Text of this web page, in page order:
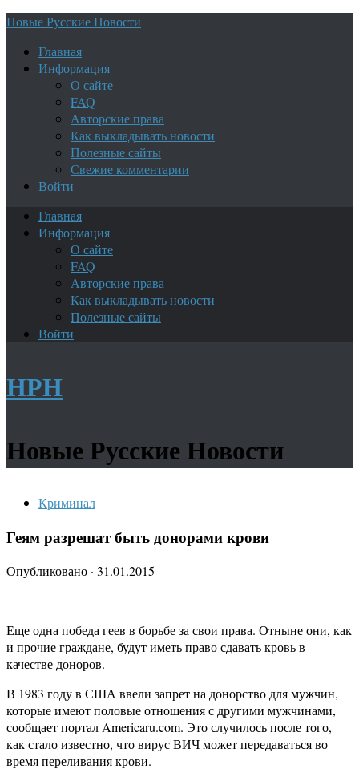
Новые Русские Новости
Главная
Информация
О сайте
FAQ
Авторские права
Как выкладывать новости
Полезные сайты
Свежие комментарии
Войти
Главная
Информация
О сайте
FAQ
Авторские права
Как выкладывать новости
Полезные сайты
Войти
НРН
Новые Русские Новости
Криминал
Геям разрешат быть донорами крови
Опубликовано · 31.01.2015
Еще одна победа геев в борьбе за свои права. Отныне они, как
и прочие граждане, будут иметь право сдавать кровь в
качестве доноров.
В 1983 году в США ввели запрет на донорство для мужчин,
которые имеют половые отношения с другими мужчинами,
сообщает портал Americaru.com. Это случилось после того,
как стало известно, что вирус ВИЧ может передаваться во
время переливания крови.